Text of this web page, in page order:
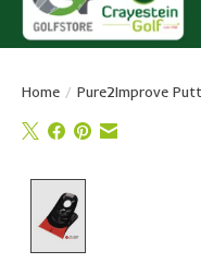
Home / Pure2Improve